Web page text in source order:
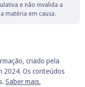
e não invalida a
matéria em causa.
criado pela
2024. Os conteúdos
Saber mais.